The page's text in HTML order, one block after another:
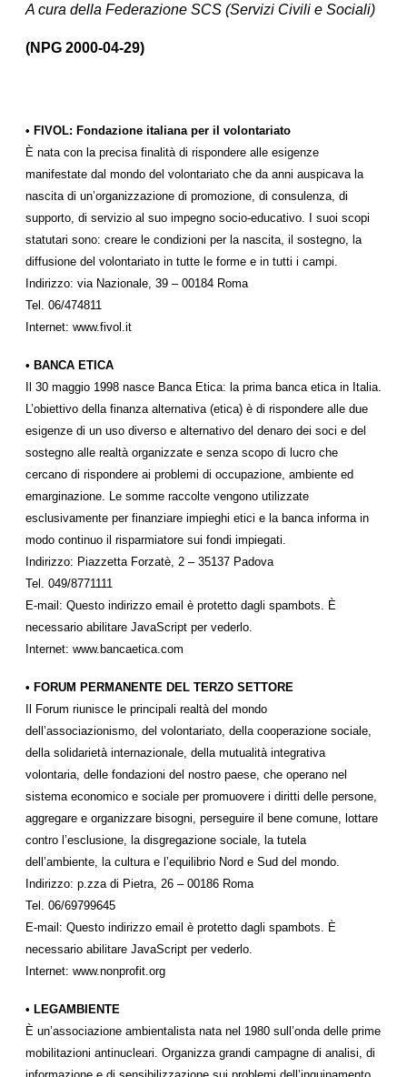
A cura della Federazione SCS (Servizi Civili e Sociali)
(NPG 2000-04-29)
• FIVOL: Fondazione italiana per il volontariato
È nata con la precisa finalità di rispondere alle esigenze
manifestate dal mondo del volontariato che da anni auspicava la
nascita di un’organizzazione di promozione, di consulenza, di
supporto, di servizio al suo impegno socio-educativo. I suoi scopi
statutari sono: creare le condizioni per la nascita, il sostegno, la
diffusione del volontariato in tutte le forme e in tutti i campi.
Indirizzo: via Nazionale, 39 – 00184 Roma
Tel. 06/474811
Internet: www.fivol.it
• BANCA ETICA
Il 30 maggio 1998 nasce Banca Etica: la prima banca etica in Italia.
L’obiettivo della finanza alternativa (etica) è di rispondere alle due
esigenze di un uso diverso e alternativo del denaro dei soci e del
sostegno alle realtà organizzate e senza scopo di lucro che
cercano di rispondere ai problemi di occupazione, ambiente ed
emarginazione. Le somme raccolte vengono utilizzate
esclusivamente per finanziare impieghi etici e la banca informa in
modo continuo il risparmiatore sui fondi impiegati.
Indirizzo: Piazzetta Forzatè, 2 – 35137 Padova
Tel. 049/8771111
E-mail: Questo indirizzo email è protetto dagli spambots. È
necessario abilitare JavaScript per vederlo.
Internet: www.bancaetica.com
• FORUM PERMANENTE DEL TERZO SETTORE
Il Forum riunisce le principali realtà del mondo
dell’associazionismo, del volontariato, della cooperazione sociale,
della solidarietà internazionale, della mutualità integrativa
volontaria, delle fondazioni del nostro paese, che operano nel
sistema economico e sociale per promuovere i diritti delle persone,
aggregare e organizzare bisogni, perseguire il bene comune, lottare
contro l’esclusione, la disgregazione sociale, la tutela
dell’ambiente, la cultura e l’equilibrio Nord e Sud del mondo.
Indirizzo: p.zza di Pietra, 26 – 00186 Roma
Tel. 06/69799645
E-mail: Questo indirizzo email è protetto dagli spambots. È
necessario abilitare JavaScript per vederlo.
Internet: www.nonprofit.org
• LEGAMBIENTE
È un’associazione ambientalista nata nel 1980 sull’onda delle prime
mobilitazioni antinucleari. Organizza grandi campagne di analisi, di